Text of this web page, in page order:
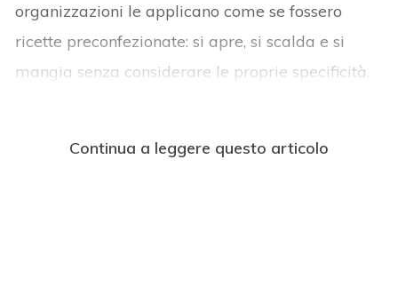
organizzazioni le applicano come se fossero
ricette preconfezionate: si apre, si scalda e si
mangia senza considerare le proprie specificità.
Continua a leggere questo articolo